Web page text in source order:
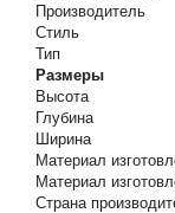
Производитель
Стиль
Тип
Размеры
Высота
Глубина
Ширина
Материал
Материал
Страна